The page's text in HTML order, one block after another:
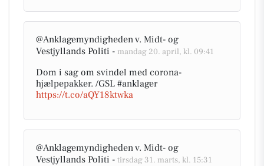
@Anklagemyndigheden v. Midt- og
Vestjyllands Politi - mandag 20. april, kl. 09:41
Dom i sag om svindel med corona-
hjælpepakker. /GSL #anklager
https://t.co/aQY18ktwka
@Anklagemyndigheden v. Midt- og
Vestjyllands Politi - tirsdag 31. marts, kl. 15:31